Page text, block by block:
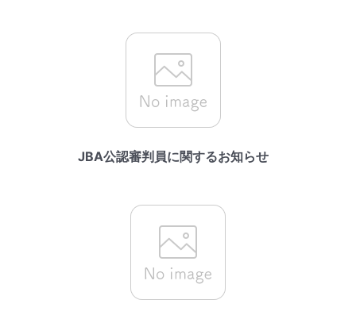
JBA公認審判員に関するお知らせ